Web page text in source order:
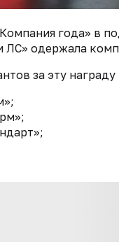
года» в
ЛС» одержала
за эту